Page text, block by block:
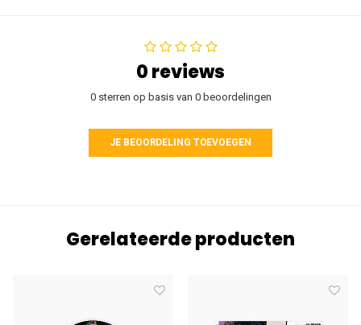
0 reviews
0 sterren op basis van 0 beoordelingen
JE BEOORDELING TOEVOEGEN
Gerelateerde producten